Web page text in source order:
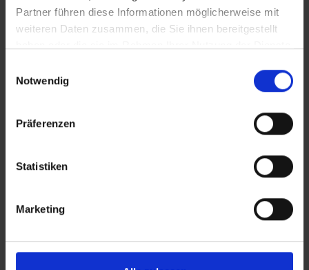
Partner führen diese Informationen möglicherweise mit
weiteren Daten zusammen, die Sie ihnen bereitgestellt
Notwendig
Präferenzen
Statistiken
Marketing
Wichtige Hinweise
(vermehrt in den Sommermonaten) zu
Ablagerungen von Algen und Seegras an den
abhängig von verschiedenen Strömungen,
Deutsche Staatsangehörige benötigen für die
einmalige Einreise und einen Aufenthalt bis zu
mehr als 30 Tagen muss beim zuständigen
Ausländeramt (Departamento de Extranjería,
gebührenpflichtige Verlängerung beantragt